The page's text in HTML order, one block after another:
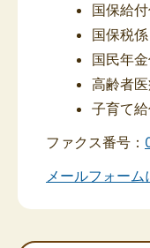
国保給付
国保税係
国民年金
高齢者医
子育て給
ファクス番号：
メールフォー